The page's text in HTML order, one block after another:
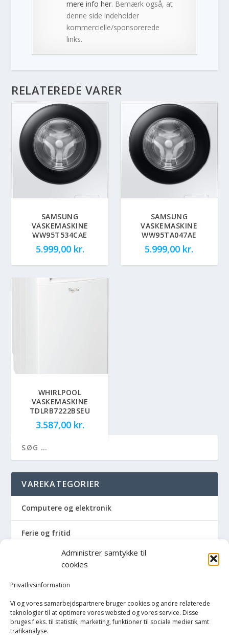
Administrer samtykke til
cookies
Privatlivsinformation
Vi og vores samarbejdspartnere bruger cookies og andre relaterede
teknologier til at optimere vores websted og vores service. Disse
bruges f.eks. til statistik, marketing, funktioner til sociale medier samt
trafikanalyse.
mere info her. Bemærk også, at
denne side indeholder
kommercielle/sponsorerede
links.
RELATEREDE VARER
SAMSUNG
VASKEMASKINE
WW95T534CAE
5.999,00 kr.
SAMSUNG
VASKEMASKINE
WW95TA047AE
5.999,00 kr.
WHIRLPOOL
VASKEMASKINE
TDLRB7222BSEU
3.587,00 kr.
VAREKATEGORIER
Computere og elektronik
Ferie og fritid
Hus og have
Havemaskiner
Hvidevarer
Køkken